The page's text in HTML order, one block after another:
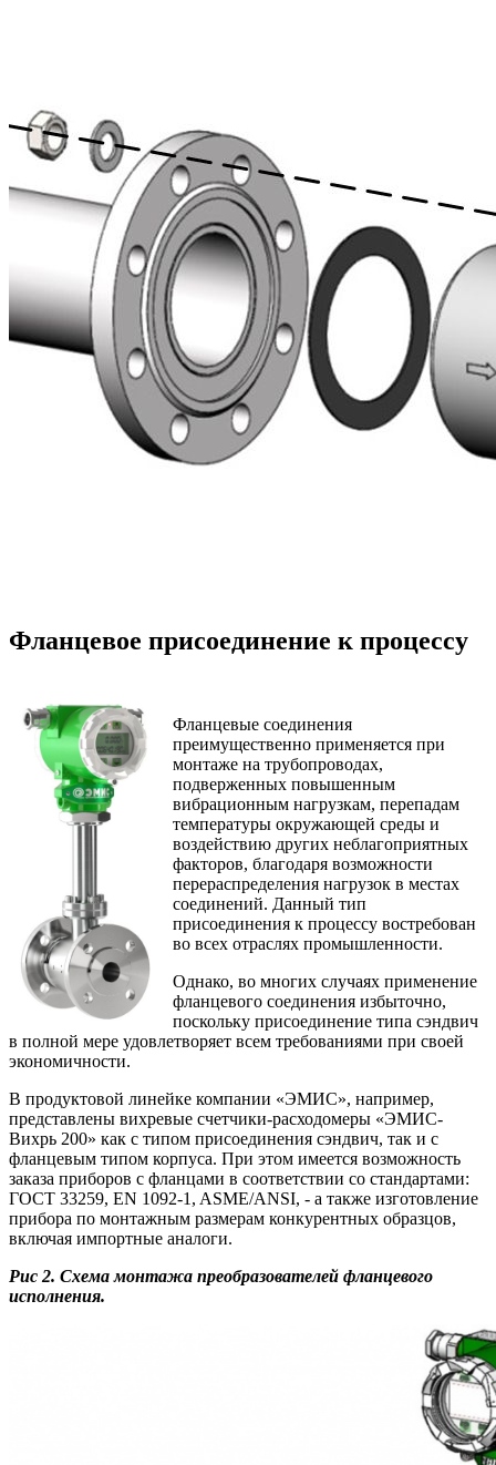
Фланцевое присоединение к процессу
Фланцевые соединения
преимущественно применяется при
монтаже на трубопроводах,
подверженных повышенным
вибрационным нагрузкам, перепадам
температуры окружающей среды и
воздействию других неблагоприятных
факторов, благодаря возможности
перераспределения нагрузок в местах
соединений. Данный тип
присоединения к процессу востребован
во всех отраслях промышленности.
Однако, во многих случаях применение
фланцевого соединения избыточно,
поскольку присоединение типа сэндвич
в полной мере удовлетворяет всем требованиями при своей
экономичности.
В продуктовой линейке компании «ЭМИС», например,
представлены вихревые счетчики-расходомеры «ЭМИС-
Вихрь 200» как с типом присоединения сэндвич, так и с
фланцевым типом корпуса. При этом имеется возможность
заказа приборов с фланцами в соответствии со стандартами:
ГОСТ 33259, EN 1092-1, ASME/ANSI, - а также изготовление
прибора по монтажным размерам конкурентных образцов,
включая импортные аналоги.
Рис 2. Схема монтажа преобразователей фланцевого
исполнения.